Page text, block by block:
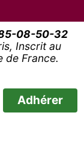
08-50-32
Inscrit au
de France.
Adhérer